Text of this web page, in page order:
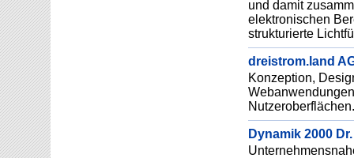
und damit
elektronischen
strukturierte
dreistrom.land
Konzeption,
Nutzeroberflächen.
Dynamik 2000